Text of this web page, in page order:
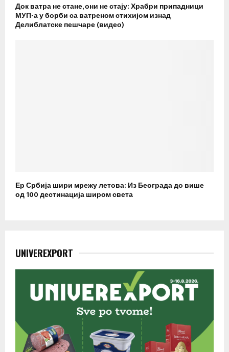
Док ватра не стане, они не стају: Храбри припадници
МУП-а у борби са ватреном стихијом изнад
Делиблатске пешчаре (видео)
Ер Србија шири мрежу летова: Из Београда до више
од 100 дестинација широм света
UNIVEREXPORT